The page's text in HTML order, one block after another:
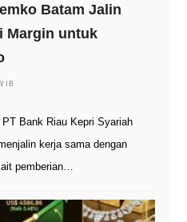
Batam Jalin
Margin untuk
Bank Riau Kepri Syariah
kerja sama dengan
pemberian…